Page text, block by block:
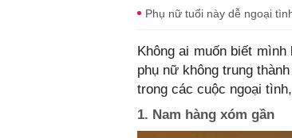
Phụ nữ tuổi này dễ ngoại
Không ai muốn biết
phụ nữ không trung
trong các cuộc ngoại
1. Nam hàng xóm gần